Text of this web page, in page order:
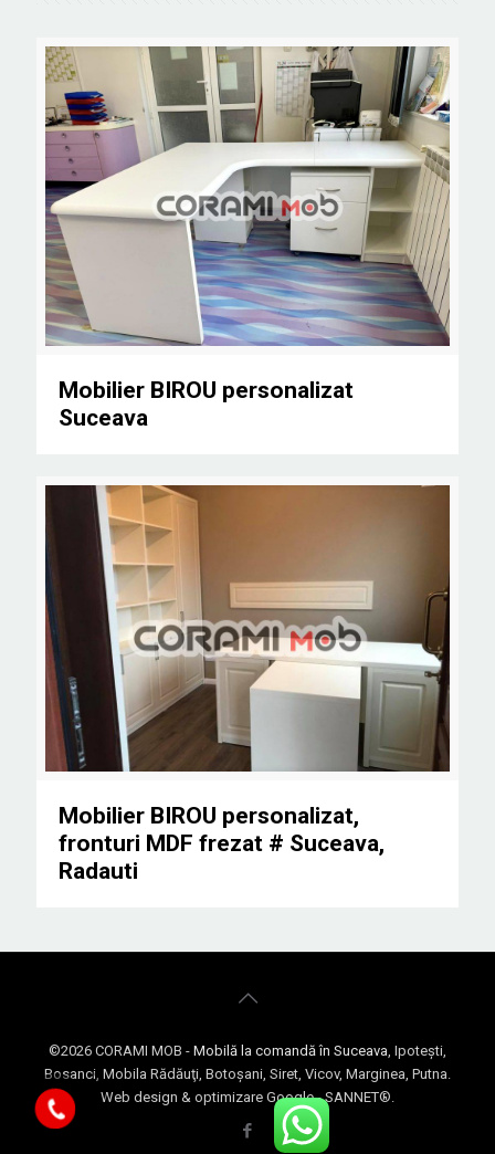
Mobilier BIROU personalizat Suceava
Mobilier BIROU personalizat
Suceava
Mobilier BIROU personalizat, fronturi MDF frezat #
Mobilier BIROU personalizat,
fronturi MDF frezat # Suceava,
Radauti
©2026 CORAMI MOB - Mobilă la comandă în Suceava, Ipoteşti,
Bosanci, Mobila Rădăuţi, Botoşani, Siret, Vicov, Marginea, Putna.
Web design & optimizare Google - SANNET®.